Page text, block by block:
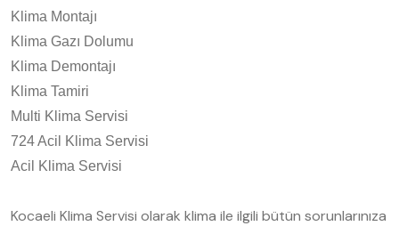
Klima Montajı
Klima Gazı Dolumu
Klima Demontajı
Klima Tamiri
Multi Klima Servisi
724 Acil Klima Servisi
Acil Klima Servisi
Kocaeli Klima Servisi olarak klima ile ilgili bütün sorunlarınıza